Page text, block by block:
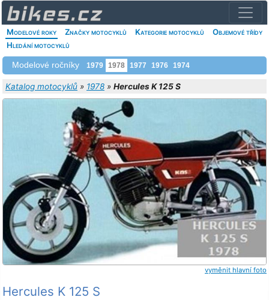
Modelové roky Značky motocyklů Kategorie motocyklů
Objemové třídy
Hledání motocyklů
Modelové ročníky 1979 1978 1977 1976 1974
Katalog motocyklů » 1978 » Hercules K 125 S
vyměnit hlavní foto
Hercules K 125 S